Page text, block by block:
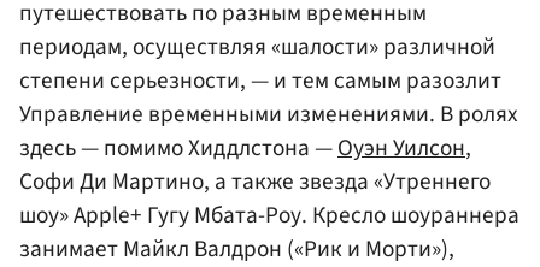
путешествовать по разным временным
периодам, осуществляя «шалости» различной
степени серьезности, — и тем самым разозлит
Управление временными изменениями. В ролях
здесь — помимо Хиддлстона —Оуэн Уилсон,
Софи Ди Мартино, а также звезда «Утреннего
шоу» Apple+ Гугу Мбата-Роу. Кресло шоураннера
занимает Майкл Валдрон («Рик и Морти»),